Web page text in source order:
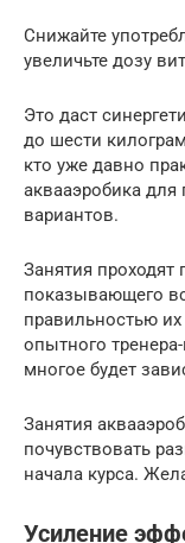
Снижайте
увеличьте дозу
Это даст
до шести
кто уже давно
аквааэробика
вариантов.
Занятия проходят
показывающего
правильностью
опытного
многое будет
Занятия
почувствовать
начала курса.
Усиление